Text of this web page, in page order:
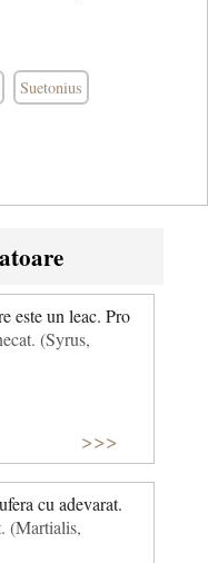
Suetonius
este un leac. Pro
(Syrus,
>>>
cu adevarat.
(Martialis,